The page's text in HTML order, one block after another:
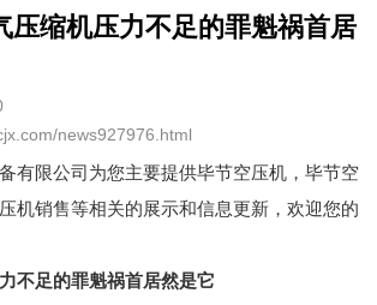
压缩机压力不足的罪魁祸首居
news927976.html
有限公司为您主要提供毕节空压机 ，毕节空
机销售等相关的展示和信息更新，欢迎您的
不足的罪魁祸首居然是它